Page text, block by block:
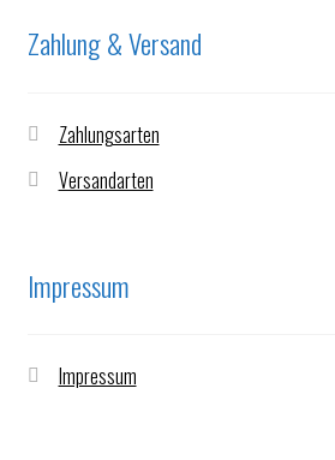
Zahlung & Versand
Zahlungsarten
Versandarten
Impressum
Impressum